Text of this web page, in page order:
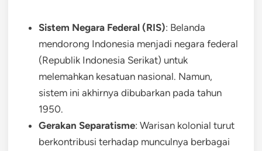
Sistem Negara Federal (RIS): Belanda
mendorong Indonesia menjadi negara federal
(Republik Indonesia Serikat) untuk
melemahkan kesatuan nasional. Namun,
sistem ini akhirnya dibubarkan pada tahun
1950.
Gerakan Separatisme: Warisan kolonial turut
berkontribusi terhadap munculnya berbagai